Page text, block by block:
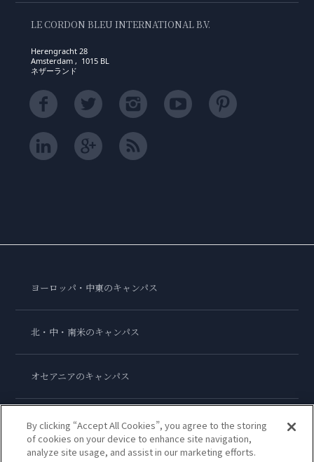
LE CORDON BLEU INTERNATIONAL B.V.
Herengracht 28
Amsterdam , 1015 BL
ネザーランド
ヨーロッパ・中東のキャンパス
北・中・南米のキャンパス
オセアニアのキャンパス
アジアのキャンパス
By clicking “Accept All Cookies”, you agree to the storing
of cookies on your device to enhance site navigation,
analyze site usage, and assist in our marketing efforts.